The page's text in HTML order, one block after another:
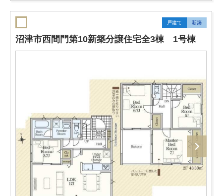
戸建て 新築
沼津市西間門第10新築分譲住宅全3棟 1号棟